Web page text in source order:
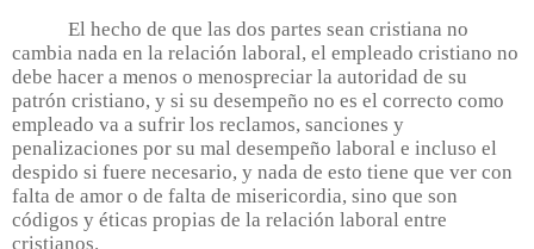
El hecho de que las dos partes sean cristiana no
cambia nada en la relación laboral, el empleado cristiano no
debe hacer a menos o menospreciar la autoridad de su
patrón cristiano, y si su desempeño no es el correcto como
empleado va a sufrir los reclamos, sanciones y
penalizaciones por su mal desempeño laboral e incluso el
despido si fuere necesario, y nada de esto tiene que ver con
falta de amor o de falta de misericordia, sino que son
códigos y éticas propias de la relación laboral entre
cristianos.